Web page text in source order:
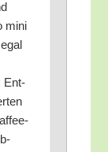
mini
Ent­